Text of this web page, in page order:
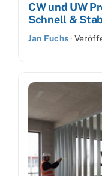
CW und UW
Schnell &
Jan Fuchs·